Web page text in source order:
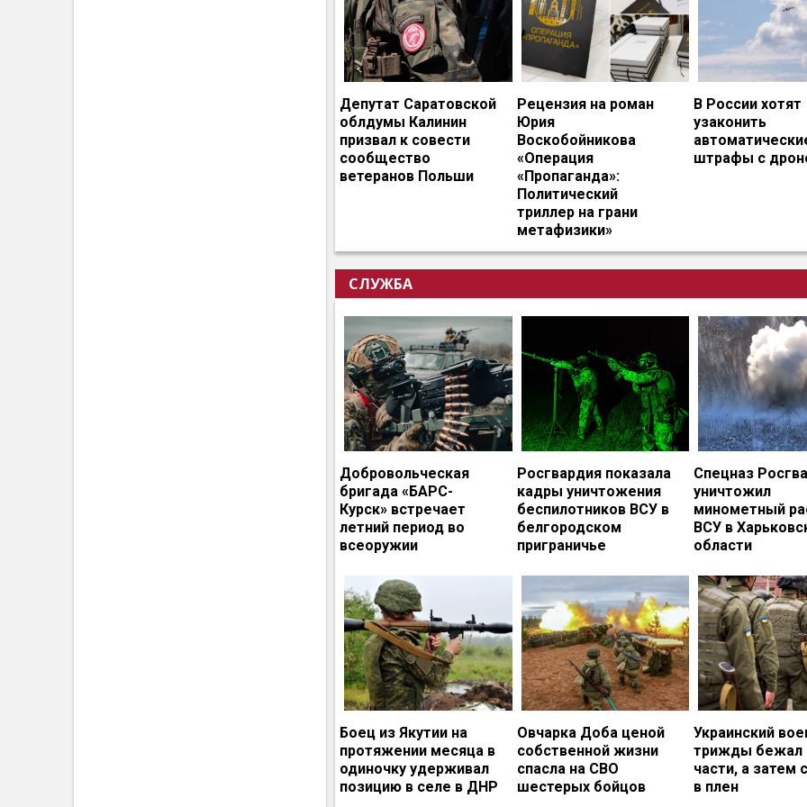
Депутат Саратовской
облдумы Калинин
призвал к совести
сообщество
ветеранов Польши
Рецензия на роман
Юрия
Воскобойникова
«Операция
«Пропаганда»:
Политический
триллер на грани
метафизики»
В России хотят
узаконить
штрафы с
СЛУЖБА
Добровольческая
бригада «БАРС-
Курск» встречает
летний период во
всеоружии
Росгвардия показала
кадры уничтожения
беспилотников ВСУ в
белгородском
приграничье
Спецназ
уничтожил
минометный
ВСУ в
области
Боец из Якутии на
протяжении месяца в
одиночку удерживал
позицию в селе в ДНР
Овчарка Доба ценой
собственной жизни
спасла на СВО
шестерых бойцов
Украинский
трижды бежал
части, а затем
в плен